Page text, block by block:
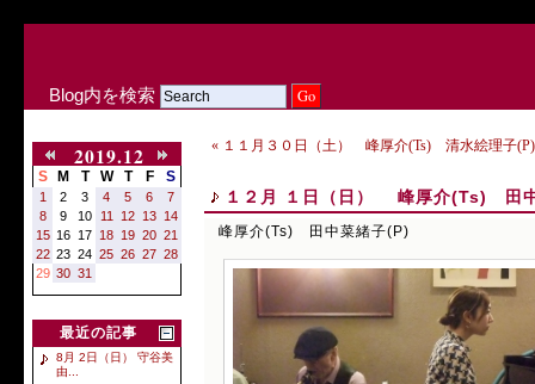
Blog内を検索
2019.12
S M T W T F S
1 2 3 4 5 6
7
8
9 10 11 12 13 14
15 16 17 18 19 20 21
22 23 24 25 26 27 28
29 30 31
最近の記事
8月 2日（日） 守谷美
由...
« １１月３０日（土） 峰厚介(Ts) 清水絵理子
１２月 １日（日） 峰厚介(Ts) 田
峰厚介(Ts) 田中菜緒子(P)